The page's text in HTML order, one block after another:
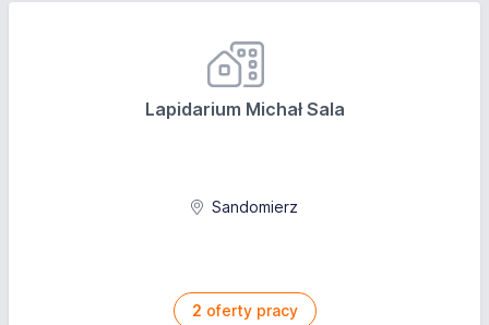
Lapidarium Michał Sala
Sandomierz
2 oferty pracy